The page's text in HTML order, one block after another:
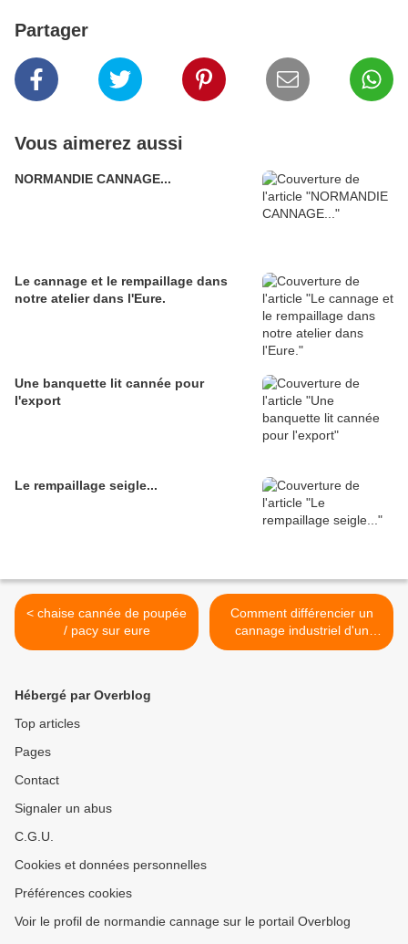
Partager
Vous aimerez aussi
NORMANDIE CANNAGE...
Le cannage et le rempaillage dans
notre atelier dans l'Eure.
Une banquette lit cannée pour
l'export
Le rempaillage seigle...
< chaise cannée de poupée
/ pacy sur eure
Comment différencier un
cannage industriel d'un
traditionnel >
Hébergé par Overblog
Top articles
Pages
Contact
Signaler un abus
C.G.U.
Cookies et données personnelles
Préférences cookies
Voir le profil de normandie cannage sur le portail Overblog